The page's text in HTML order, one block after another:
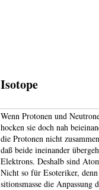
Isotope
Wenn Protonen und
hocken sie doch nah
die Protonen nicht
daß beide inein­ander
Elektrons. Deshalb sind
Nicht so für Esote­riker,
sitions­masse die Anpassung